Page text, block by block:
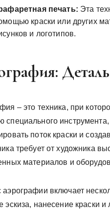
печать: Эта
краски или других
и логотипов.
– это техника, при
специального
поток краски и
требует от художника
материалов и
аэрографии включает
эскиза, нанесение краски